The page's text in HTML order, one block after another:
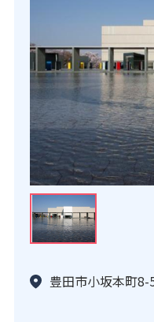
豊田市小坂本町8-